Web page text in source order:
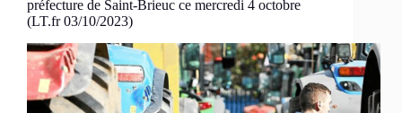
préfecture de Saint-Brieuc ce mercredi 4 octobre
(LT.fr 03/10/2023)